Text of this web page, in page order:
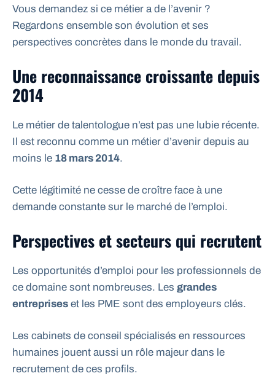
Vous demandez si ce métier a de l’avenir ?
Regardons ensemble son évolution et ses
perspectives concrètes dans le monde du travail.
Une reconnaissance croissante depuis
2014
Le métier de talentologue n’est pas une lubie récente.
Il est reconnu comme un métier d’avenir depuis au
moins le 18 mars 2014.
Cette légitimité ne cesse de croître face à une
demande constante sur le marché de l’emploi.
Perspectives et secteurs qui recrutent
Les opportunités d’emploi pour les professionnels de
ce domaine sont nombreuses. Les grandes
entreprises et les PME sont des employeurs clés.
Les cabinets de conseil spécialisés en ressources
humaines jouent aussi un rôle majeur dans le
recrutement de ces profils.